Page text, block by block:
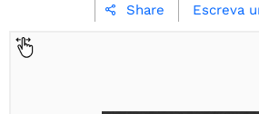
 Share Escreva